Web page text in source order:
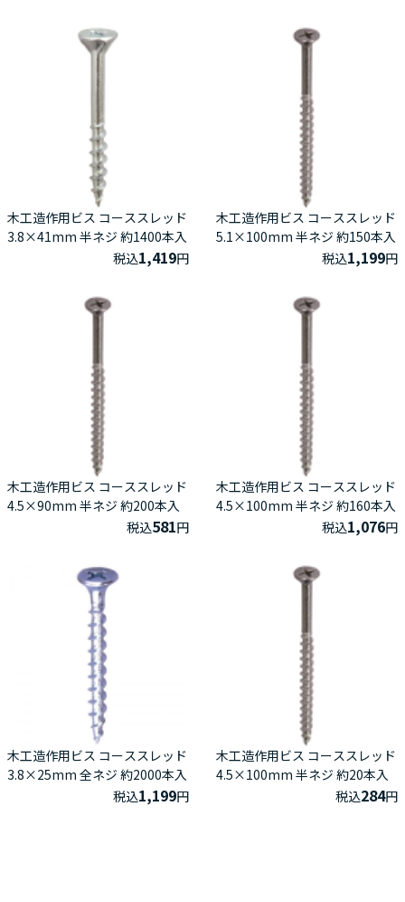
木工造作用ビス コーススレッド
3.8×41mm 半ネジ 約1400本入
税込1,419円
木工造作用ビス コーススレッド
5.1×100mm 半ネジ 約150本入
税込1,199円
木工造作用ビス コーススレッド
4.5×90mm 半ネジ 約200本入
税込581円
木工造作用ビス コーススレッド
4.5×100mm 半ネジ 約160本入
税込1,076円
木工造作用ビス コーススレッド
3.8×25mm 全ネジ 約2000本入
税込1,199円
木工造作用ビス コーススレッド
4.5×100mm 半ネジ 約20本入
税込284円